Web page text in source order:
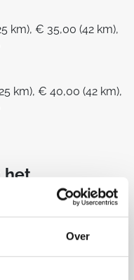
Over
km), € 35,00 (42 km),
km), € 40,00 (42 km),
het